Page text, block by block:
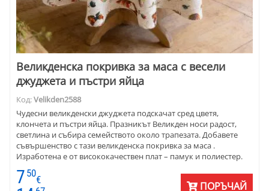
Великденска покривка за маса с весели
джуджета и пъстри яйца
Код:Velikden2588
Чудесни великденски джуджета подскачат сред цветя,
клончета и пъстри яйца. Празникът Великден носи радост,
светлина и събира семейството около трапезата. Добавете
съвършенство с тази великденска покривка за маса .
Изработена е от висококачествен плат – памук и полиестер.
лесно.
7 50
€ ПОРЪЧАЙ